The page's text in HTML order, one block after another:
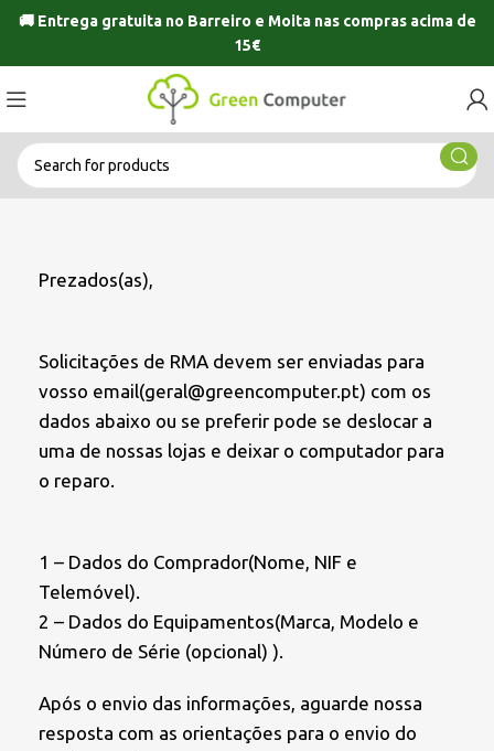
🚚 Entrega gratuita no Barreiro e Moitanas compras acima de
15€
Prezados(as),
Solicitações de RMA devem ser enviadas para
vosso email(geral@greencomputer.pt) com os
dados abaixo ou se preferir pode se deslocar a
uma de nossas lojas e deixar o computador para
o reparo.
1 – Dados do Comprador(Nome, NIF e
Telemóvel).
2 – Dados do Equipamentos(Marca, Modelo e
Número de Série (opcional) ).
Após o envio das informações, aguarde nossa
resposta com as orientações para o envio do